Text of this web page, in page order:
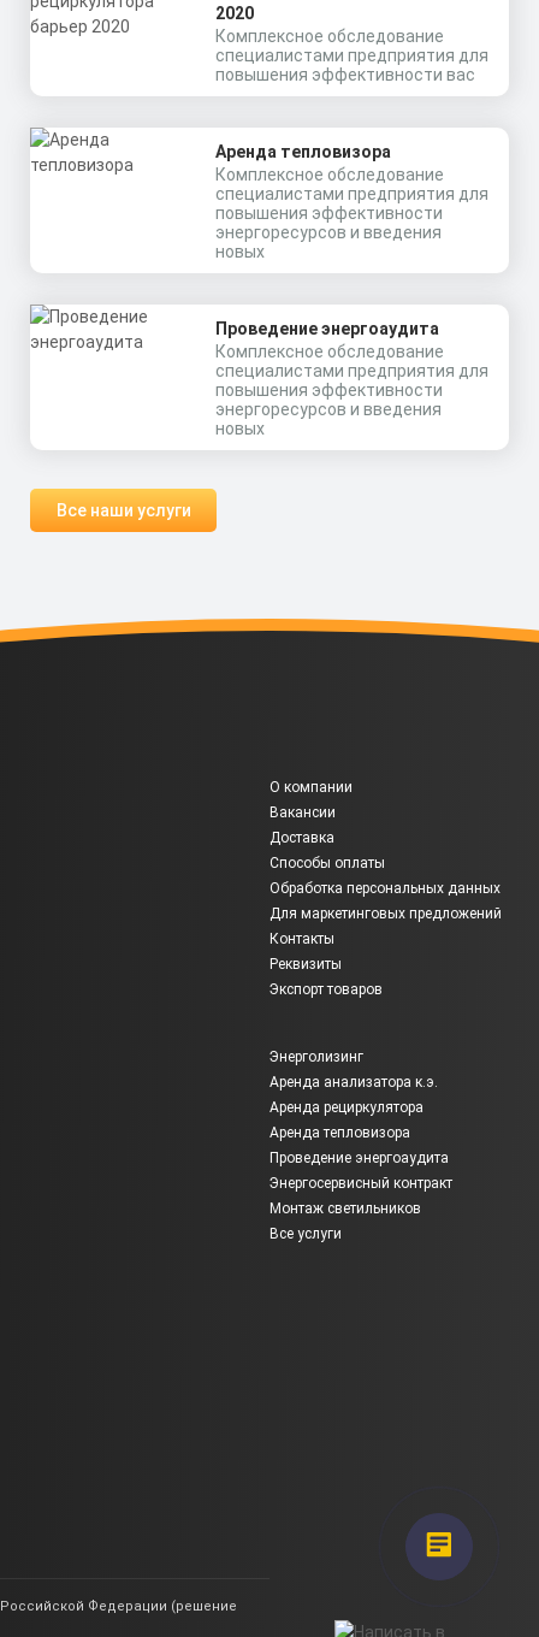
2020
Комплексное обследование
специалистами предприятия для
повышения эффективности вас
Аренда тепловизора
Комплексное обследование
специалистами предприятия для
повышения эффективности
энергоресурсов и введения
новых
Проведение энергоаудита
Комплексное обследование
специалистами предприятия для
повышения эффективности
энергоресурсов и введения
новых
Все наши услуги
О компании
Вакансии
Доставка
Способы оплаты
Обработка персональных данных
Для маркетинговых предложений
Контакты
Реквизиты
Экспорт товаров
Энерголизинг
Аренда анализатора к.э.
Аренда рециркулятора
Аренда тепловизора
Проведение энергоаудита
Энергосервисный контракт
Монтаж светильников
Все услуги
Российской Федерации (решение